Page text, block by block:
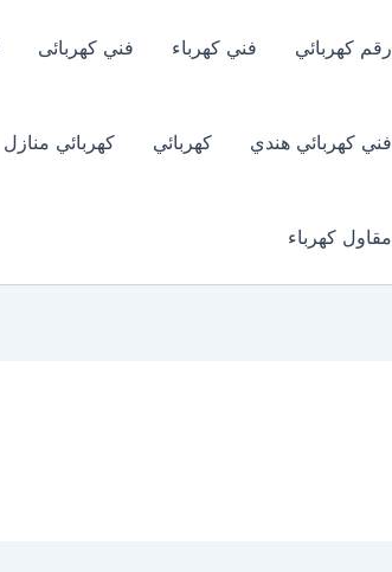
رقم كهربائي فني كهرباء فني كهربائى
فني كهربائي هندي كهربائي كهربائي منازل
مقاول كهرباء